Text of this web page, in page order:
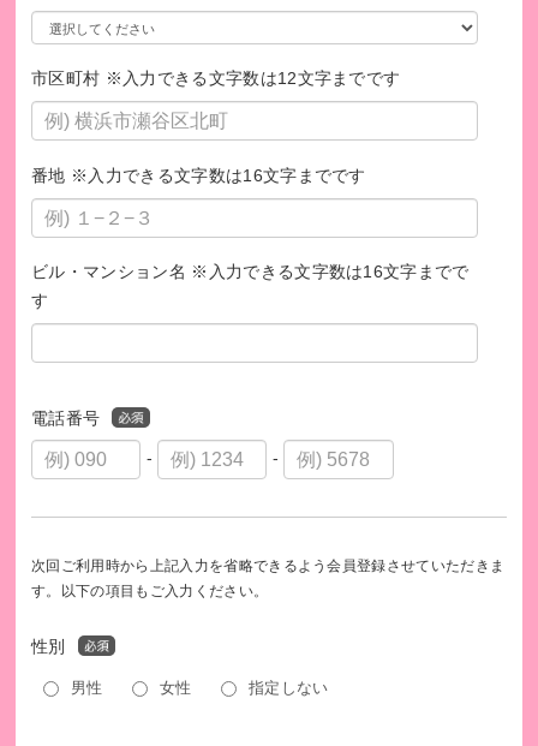
市区町村 ※入力できる文字数は12文字までです
番地 ※入力できる文字数は16文字までです
ビル・マンション名 ※入力できる文字数は16文字までで
す
電話番号
- -
次回ご利用時から上記入力を省略できるよう会員登録させていただきま
す。以下の項目もご入力ください。
性別
男性 女性 指定しない